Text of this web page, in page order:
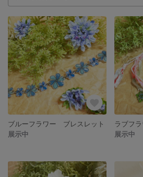
ブルーフラワー ブレスレット
展示中
展示中